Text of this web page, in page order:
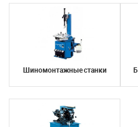
Шиномонтажные станки
Я согласен с условиями
персональных данных
персональных данных